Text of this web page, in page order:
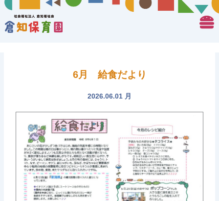
6月 給食だより
2026.06.01 月